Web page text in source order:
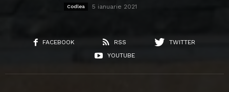
Codlea 5 ianuarie 2021
FACEBOOK RSS
TWITTER
YOUTUBE